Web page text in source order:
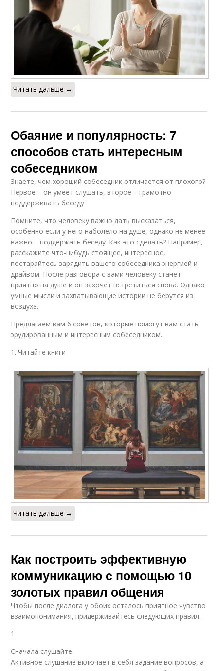
Читать дальше →
Обаяние и популярность: 7
способов стать интересным
собеседником
Знаете, чем хороший собеседник отличается от плохого?
Первое – он умеет слушать, второе – грамотно
поддерживать беседу.
Помните, что человеку важно дать высказаться,
особенно если у него наболело на душе, однако не менее
важно – поддержать беседу. Как это сделать? Например,
расскажите что-нибудь стоящее, интересное,
постарайтесь зарядить вашего собеседника энергией и
драйвом. После разговора с вами человеку станет
приятно на душе и он захочет встретиться снова. Однако
умные мысли и захватывающие истории не берутся из
воздуха.
Предлагаем вам 6 советов, которые помогут вам стать
эрудированным и интересным собеседником.
1. Читайте книги
Читать дальше →
Как построить эффективную
коммуникацию с помощью 10
золотых правил общения
Чтобы после диалога у обоих осталось приятное чувство
взаимопонимания, придерживайтесь следующих правил.
1
Сначала слушайте
Активное слушание включает в себя задание вопросов, а